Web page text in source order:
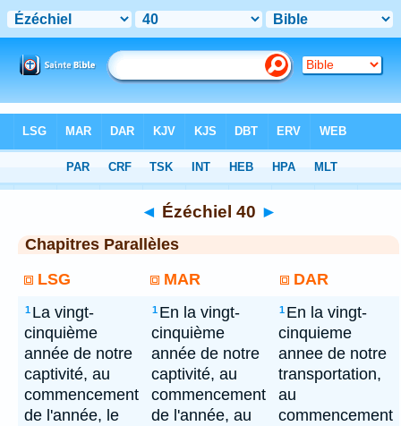
◄ Ézéchiel 40 ►
Chapitres Parallèles
LSG
MAR DAR
1 La vingt-
cinquième
année de notre
captivité, au
commencement
de l'année, le
1 En la vingt-
cinquième
année de notre
captivité, au
commencement
de l'année, au
1 En la vingt-
cinquieme
annee de notre
transportation,
au
commencement